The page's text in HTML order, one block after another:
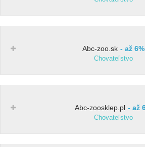
Abc-zoo.sk až 6%
Chovateľstvo
Abc-zoosklep.pl až
Chovateľstvo